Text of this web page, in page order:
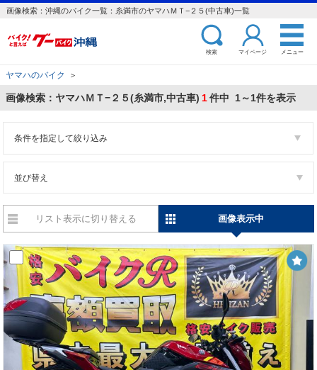
画像検索：沖縄のバイク一覧：糸満市のヤマハＭＴ−２５(中古車)一覧
検索 マイページ メニュー
ヤマハのバイク ＞
画像検索：ヤマハＭＴ−２５(糸満市,中古車) 1件中 1～1件を表示
条件を指定して絞り込み
並び替え
リスト表示に切り替える 画像表示中